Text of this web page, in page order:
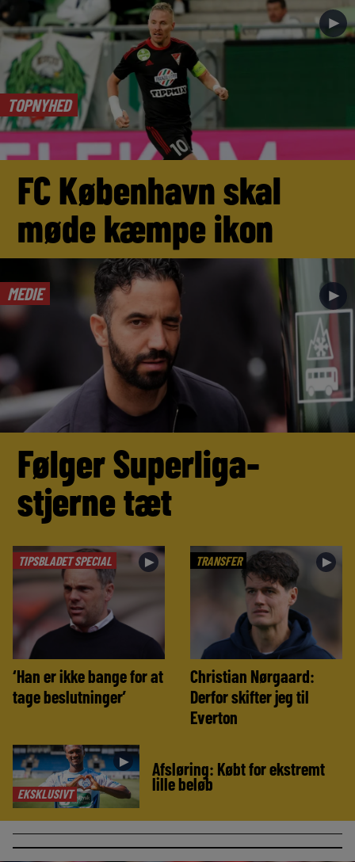
TOPNYHED
►
FC København skal
møde kæmpe ikon
MEDIE ►
Følger Superliga-
stjerne tæt
TIPSBLADET SPECIAL ►
‘Han er ikke bange for at
tage beslutninger’
TRANSFER ►
Christian Nørgaard:
Derfor skifter jeg til
Everton
EKSKLUSIVT
► Afsløring: Købt for ekstremt
lille beløb